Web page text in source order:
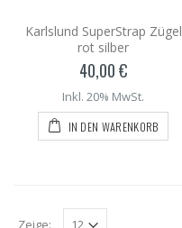
Karlslund SuperStrap Zügel
rot silber
40,00 €
Inkl. 20% MwSt.
IN DEN WARENKORB
Zeige: